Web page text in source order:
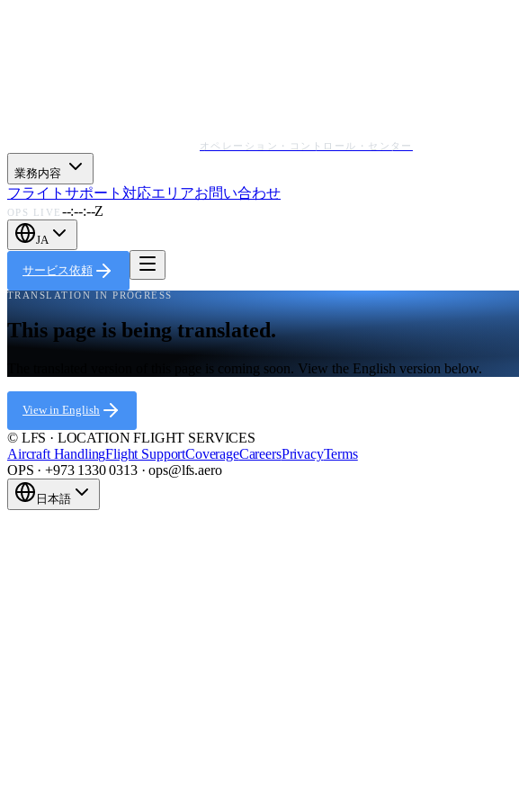
オペレーション・コントロール・センター
業務内容
フライトサポート 対応エリアお問い合わせ
OPS LIVE --:--:--Z
JA
サービス依頼
TRANSLATION IN PROGRESS
This page is being translated.
The translated version of this page is coming soon. View the English version below.
View in English
© LFS · LOCATION FLIGHT SERVICES
Aircraft HandlingFlight SupportCoverageCareersPrivacyTerms
OPS · +973 1330 0313 · ops@lfs.aero
日本語